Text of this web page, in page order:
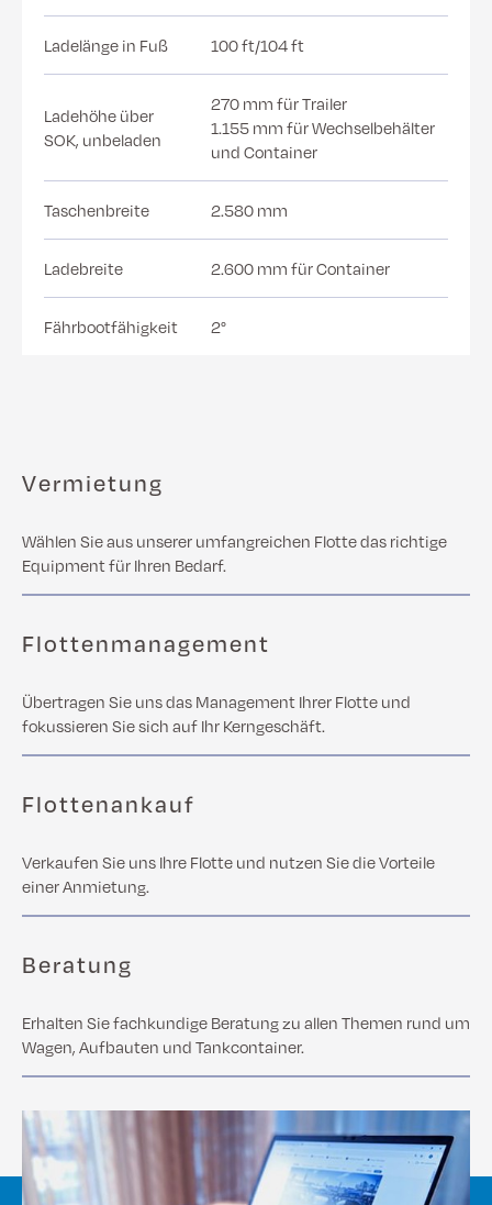
Ladelänge in Fuß 100 ft/104 ft
Ladehöhe über
SOK, unbeladen
270 mm für Trailer
1.155 mm für Wechselbehälter
und Container
Taschenbreite 2.580 mm
Ladebreite 2.600 mm für Container
Fährbootfähigkeit 2°
Vermietung
Wählen Sie aus unserer umfangreichen Flotte das richtige
Equipment für Ihren Bedarf.
Flottenmanagement
Übertragen Sie uns das Management Ihrer Flotte und
fokussieren Sie sich auf Ihr Kerngeschäft.
Flottenankauf
Verkaufen Sie uns Ihre Flotte und nutzen Sie die Vorteile
einer Anmietung.
Beratung
Erhalten Sie fachkundige Beratung zu allen Themen rund um
Wagen, Aufbauten und Tankcontainer.